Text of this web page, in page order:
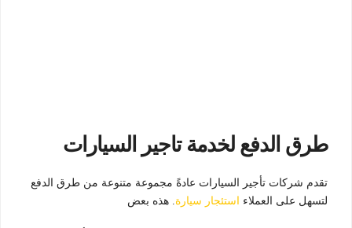
طرق الدفع لخدمة تاجير السيارات
تقدم شركات تأجير السيارات عادةً مجموعة متنوعة من طرق الدفع
لتسهل على العملاء
استئجار سيارة. هذه بعض